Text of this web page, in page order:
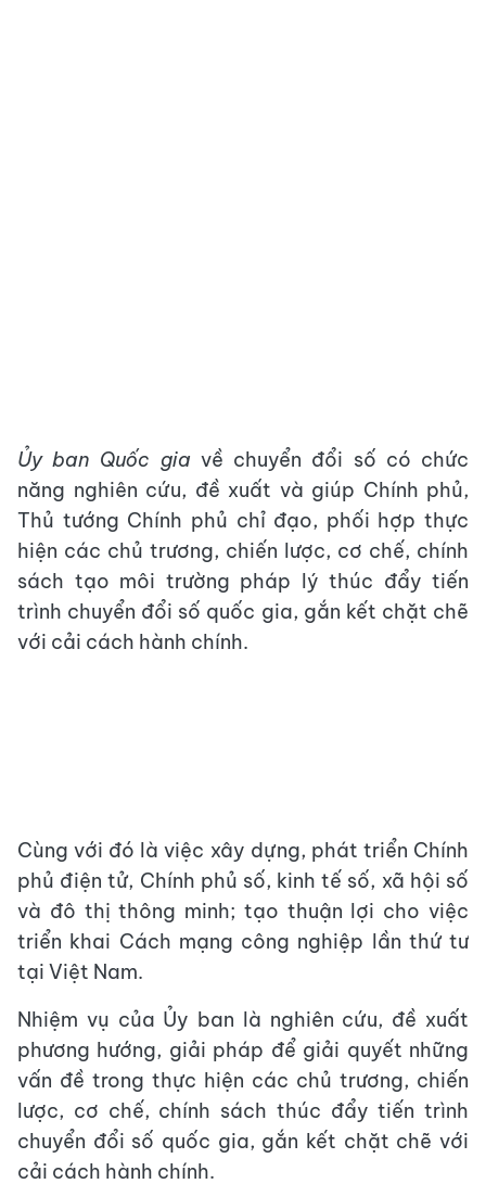
Ủy ban Quốc gia về chuyển đổi số có chức
năng nghiên cứu, đề xuất và giúp Chính phủ,
Thủ tướng Chính phủ chỉ đạo, phối hợp thực
hiện các chủ trương, chiến lược, cơ chế, chính
sách tạo môi trường pháp lý thúc đẩy tiến
trình chuyển đổi số quốc gia, gắn kết chặt chẽ
với cải cách hành chính.
Cùng với đó là việc xây dựng, phát triển Chính
phủ điện tử, Chính phủ số, kinh tế số, xã hội số
và đô thị thông minh; tạo thuận lợi cho việc
triển khai Cách mạng công nghiệp lần thứ tư
tại Việt Nam.
Nhiệm vụ của Ủy ban là nghiên cứu, đề xuất
phương hướng, giải pháp để giải quyết những
vấn đề trong thực hiện các chủ trương, chiến
lược, cơ chế, chính sách thúc đẩy tiến trình
chuyển đổi số quốc gia, gắn kết chặt chẽ với
cải cách hành chính.